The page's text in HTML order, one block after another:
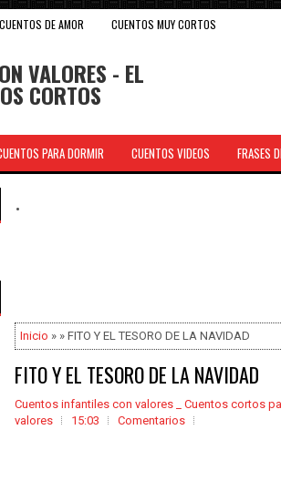
CUENTOS DE AMOR CUENTOS MUY CORTOS
VALORES - EL
CORTOS
PARA DORMIR CUENTOS VIDEOS FRASES
.
Inicio » » FITO Y EL TESORO DE LA NAVIDAD
FITO Y EL TESORO DE LA NAVIDAD
Cuentos infantiles con valores _ Cuentos cortos
valores
15:03 Comentarios